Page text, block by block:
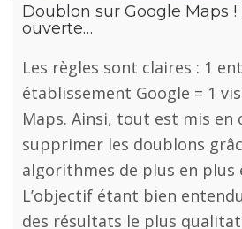
Doublon sur Google Maps !
ouverte…
Les règles sont claires : 1
établissement Google = 1
Maps. Ainsi, tout est mis
supprimer les doublons
algorithmes de plus en plus
L’objectif étant bien
des résultats le plus